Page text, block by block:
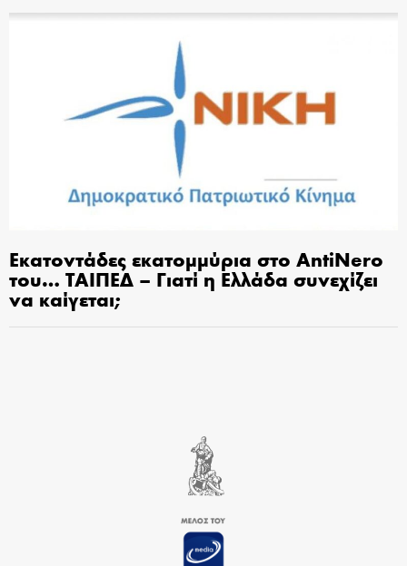
Εκατοντάδες εκατομμύρια στο AntiNero
του… ΤΑΙΠΕΔ – Γιατί η Ελλάδα συνεχίζει
να καίγεται;